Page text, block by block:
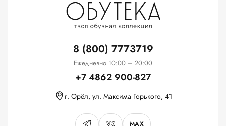
8 (800) 7773719
Ежедневно 10:00 – 20:00
+7 4862 900-827
г. Орёл, ул. Максима Горького, 41
MAX